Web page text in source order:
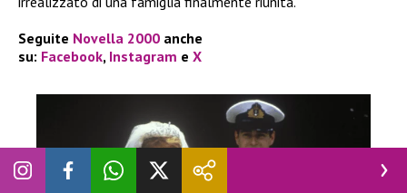
Seguite Novella 2000 anche
su: Facebook, Instagram e X